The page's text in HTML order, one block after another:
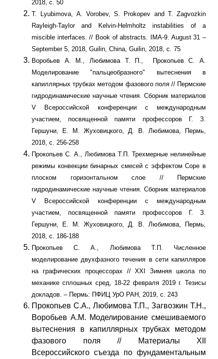
2018, с. 50
T. Lyubimova, A. Vorobev, S. Prokopev and T. Zagvozkin
Rayleigh-Taylor and Kelvin-Helmholtz instabilities of a
miscible interfaces. // Book of abstracts. IMA-9. August 31 –
September 5, 2018, Guilin, China, Guilin, 2018, с. 75
Воробьев А. М., Любимова Т. П., Прокопьев С. А.
Моделирование "пальцеобразного" вытеснения в
капиллярных трубках методом фазового поля // Пермские
гидродинамические научные чтения. Сборник материалов
V Всероссийской конференции с международным
участием, посвященной памяти профессоров Г. З.
Гершуни, Е. М. Жуховицкого, Д. В. Любимова, Пермь,
2018, с. 256-258
Прокопьев С. А., Любимова Т.П. Трехмерные нелинейные
режимы конвекции бинарных смесей с эффектом Соре в
плоском горизонтальном слое // Пермские
гидродинамические научные чтения. Сборник материалов
V Всероссийской конференции с международным
участием, посвященной памяти профессоров Г. З.
Гершуни, Е. М. Жуховицкого, Д. В. Любимова, Пермь,
2018, с. 186-188
Прокопьев С. А., Любимова Т.П. Численное
моделирование двухфазного течения в сети капилляров
на графических процессорах // XХI Зимняя школа по
механике сплошных сред, 18-22 февраля 2019 г. Тезисы
докладов. – Пермь: ПФИЦ УрО РАН, 2019, с. 243
Прокопьев С.А., Любимова Т.П., Загвозкин Т.Н.,
Воробьев А.М. Моделирование смешиваемого
вытеснения в капиллярных трубках методом
фазового поля // Материалы XII
Всероссийского съезда по фундаментальным